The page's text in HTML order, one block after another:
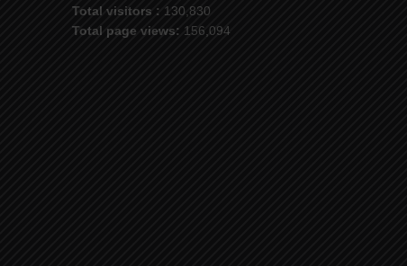
Total visitors : 130,830
Total page views: 156,094